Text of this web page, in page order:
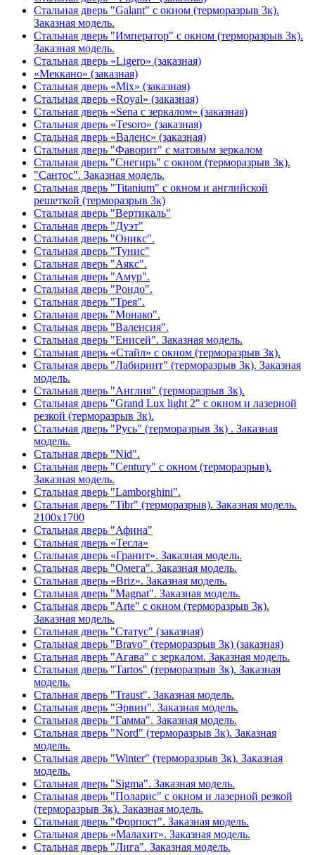
Стальная дверь "Galant" с окном (терморазрыв 3к).
Заказная модель.
Стальная дверь "Император" с окном (терморазрыв 3к).
Заказная модель.
Стальная дверь «Ligero» (заказная)
«Меккано» (заказная)
Стальная дверь «Mix» (заказная)
Стальная дверь «Royal» (заказная)
Стальная дверь «Sena с зеркалом» (заказная)
Стальная дверь «Tesoro» (заказная)
Стальная дверь «Валенс» (заказная)
Стальная дверь "Фаворит" с матовым зеркалом
Стальная дверь "Снегирь" с окном (терморазрыв 3к).
"Сантос". Заказная модель.
Стальная дверь "Titanium" с окном и английской
решеткой (терморазрыв 3к)
Стальная дверь "Вертикаль"
Стальная дверь "Дуэт"
Стальная дверь "Оникс".
Стальная дверь "Тунис"
Стальная дверь "Аякс".
Стальная дверь "Амур".
Стальная дверь "Рондо".
Стальная дверь "Трея".
Стальная дверь "Монако".
Стальная дверь "Валенсия".
Стальная дверь "Енисей". Заказная модель.
Стальная дверь «Стайл» с окном (терморазрыв 3к).
Стальная дверь "Лабиринт" (терморазрыв 3к). Заказная
модель.
Стальная дверь "Англия" (терморазрыв 3к).
Стальная дверь "Grand Lux light 2" с окном и лазерной
резкой (терморазрыв 3к).
Стальная дверь "Русь" (терморазрыв 3к) . Заказная
модель.
Стальная дверь "Nid".
Стальная дверь "Century" с окном (терморазрыв).
Заказная модель.
Стальная дверь "Lamborghini".
Стальная дверь "Tibr" (терморазрыв). Заказная модель.
2100х1700
Стальная дверь "Афина"
Стальная дверь «Тесла»
Стальная дверь «Гранит». Заказная модель.
Стальная дверь "Омега". Заказная модель.
Стальная дверь «Briz». Заказная модель.
Стальная дверь "Magnat". Заказная модель.
Стальная дверь "Arte" с окном (терморазрыв 3к).
Заказная модель.
Стальная дверь "Статус" (заказная)
Стальная дверь "Bravo" (терморазрыв 3к) (заказная)
Стальная дверь "Агава" с зеркалом. Заказная модель.
Стальная дверь "Tartos" (терморазрыв 3к). Заказная
модель.
Стальная дверь "Traust". Заказная модель.
Стальная дверь "Эрвин". Заказная модель.
Стальная дверь "Гамма". Заказная модель.
Стальная дверь "Nord" (терморазрыв 3к). Заказная
модель.
Стальная дверь "Winter" (терморазрыв 3к). Заказная
модель.
Стальная дверь "Sigma". Заказная модель.
Стальная дверь "Поларис" с окном и лазерной резкой
(терморазрыв 3к). Заказная модель.
Стальная дверь "Форпост". Заказная модель.
Стальная дверь «Малахит». Заказная модель.
Стальная дверь "Лига". Заказная модель.